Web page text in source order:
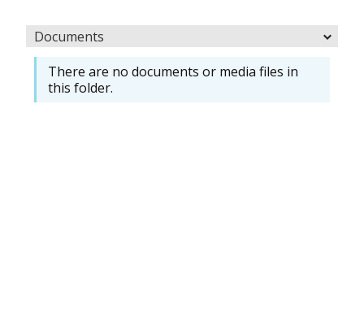
Documents
There are no documents or media files in
this folder.